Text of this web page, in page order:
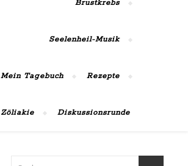
Brustkrebs
Seelenheil-Musik
Mein Tagebuch Rezepte
Zöliakie Diskussionsrunde